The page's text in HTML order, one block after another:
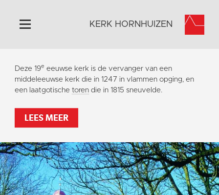
Home
Algemeen
Omgeving
Activiteiten
Steun ons
Contact
Vaktaal
KERK HORNHUIZEN
Deze 19e eeuwse kerk is de vervanger van een
middeleeuwse kerk die in 1247 in vlammen opging, en
een laatgotische toren die in 1815 sneuvelde.
LEES MEER